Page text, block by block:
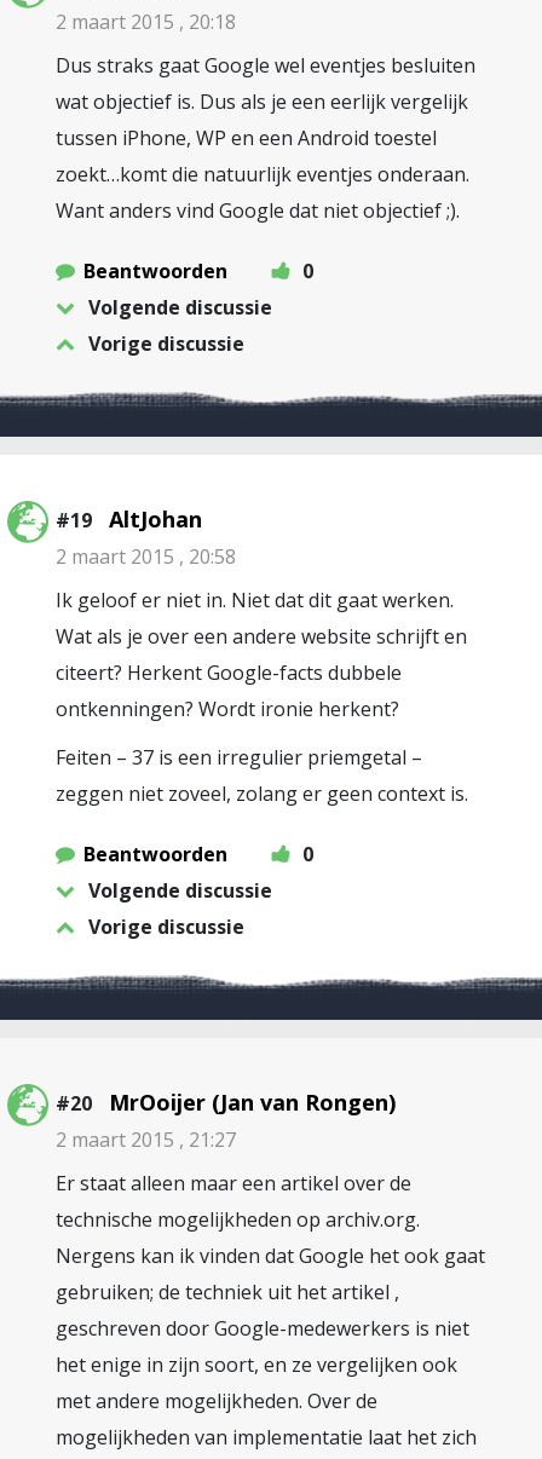
2 maart 2015 , 20:18
Dus straks gaat Google wel eventjes besluiten
wat objectief is. Dus als je een eerlijk vergelijk
tussen iPhone, WP en een Android toestel
zoekt…komt die natuurlijk eventjes onderaan.
Want anders vind Google dat niet objectief ;).
Beantwoorden
0
Volgende discussie
Vorige discussie
#19 AltJohan
2 maart 2015 , 20:58
Ik geloof er niet in. Niet dat dit gaat werken.
Wat als je over een andere website schrijft en
citeert? Herkent Google-facts dubbele
ontkenningen? Wordt ironie herkent?
Feiten – 37 is een irregulier priemgetal –
zeggen niet zoveel, zolang er geen context is.
Beantwoorden
0
Volgende discussie
Vorige discussie
#20 MrOoijer (Jan van Rongen)
2 maart 2015 , 21:27
Er staat alleen maar een artikel over de
technische mogelijkheden op archiv.org.
Nergens kan ik vinden dat Google het ook gaat
gebruiken; de techniek uit het artikel ,
geschreven door Google-medewerkers is niet
het enige in zijn soort, en ze vergelijken ook
met andere mogelijkheden. Over de
mogelijkheden van implementatie laat het zich